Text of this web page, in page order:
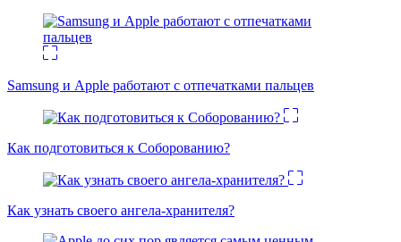
Samsung и Apple работают с отпечатками пальцев
Как подготовиться к Соборованию?
Как узнать своего ангела-хранителя?